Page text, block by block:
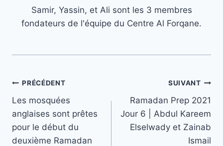
Samir, Yassin, et Ali sont les 3 membres
fondateurs de l'équipe du Centre Al Forqane.
Navigation
de
l’article
PRÉCÉDENT
Les mosquées
anglaises sont prêtes
pour le début du
deuxième Ramadan
SUIVANT
Ramadan Prep 2021
Jour 6 | Abdul Kareem
Elselwady et Zainab
Ismail